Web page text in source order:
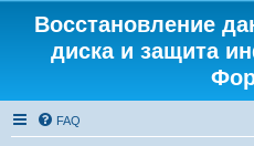
Восстановление
диска и защита
FAQ